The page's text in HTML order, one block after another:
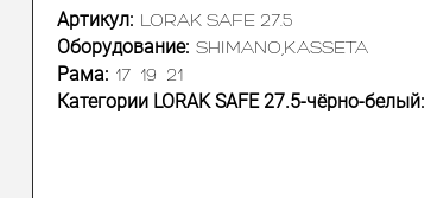
Артикул: LORAK SAFE 27.5
Оборудование: SHIMANO,KASSETA
Рама: 17 19 21
Категории LORAK SAFE 27.5-чёрно-белый: